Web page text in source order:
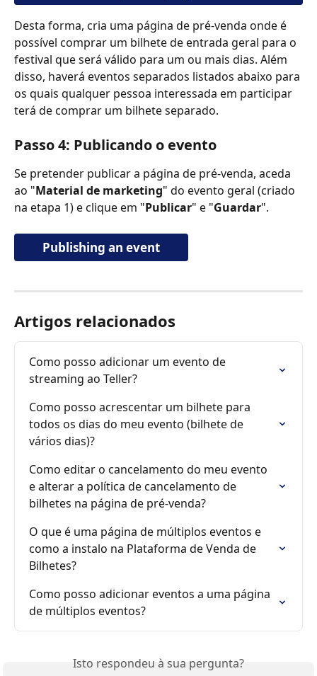
Desta forma, cria uma página de pré-venda onde é
possível comprar um bilhete de entrada geral para o
festival que será válido para um ou mais dias. Além
disso, haverá eventos separados listados abaixo para
os quais qualquer pessoa interessada em participar
terá de comprar um bilhete separado.
Passo 4: Publicando o evento
Se pretender publicar a página de pré-venda, aceda
ao "Material de marketing" do evento geral (criado
na etapa 1) e clique em "Publicar" e "Guardar".
Publishing an event
Artigos relacionados
Como posso adicionar um evento de
streaming ao Teller?
Como posso acrescentar um bilhete para
todos os dias do meu evento (bilhete de
vários dias)?
Como editar o cancelamento do meu evento
e alterar a política de cancelamento de
bilhetes na página de pré-venda?
O que é uma página de múltiplos eventos e
como a instalo na Plataforma de Venda de
Bilhetes?
Como posso adicionar eventos a uma página
de múltiplos eventos?
Isto respondeu à sua pergunta?